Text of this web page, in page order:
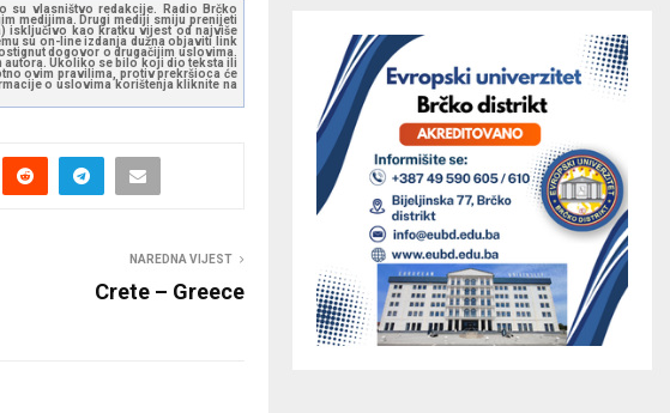
su vlasništvo redakcije. Radio Brčko
medijima. Drugi mediji smiju prenijeti
isključivo kao kratku vijest od najviše
su on-line izdanja dužna objaviti link
dogovor o drugačijim uslovima.
autora. Ukoliko se bilo koji dio teksta ili
ovim pravilima, protiv prekršioca će
o uslovima korištenja kliknite na
NAREDNA VIJEST
Crete – Greece